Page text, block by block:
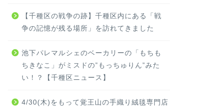
【千種区の戦争の跡】千種区内にある「戦
争の記憶が残る場所」を訪れてきました
池下パレマルシェのベーカリーの「もちも
ちきなこ」がミスドの”もっちゅりん”みた
い！？【千種区ニュース】
4/30(木)をもって覚王山の手織り絨毯専門店